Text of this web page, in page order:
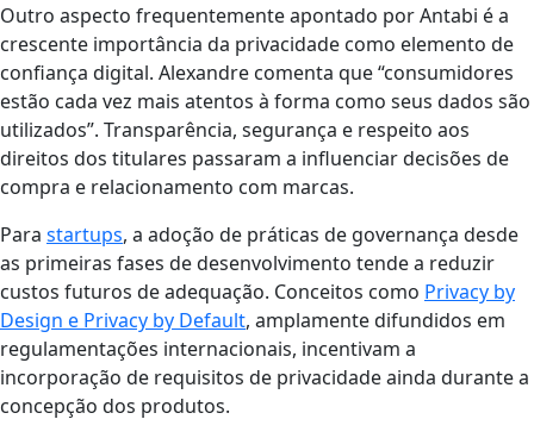
Outro aspecto frequentemente apontado por Antabi é a
crescente importância da privacidade como elemento de
confiança digital. Alexandre comenta que “consumidores
estão cada vez mais atentos à forma como seus dados são
utilizados”. Transparência, segurança e respeito aos
direitos dos titulares passaram a influenciar decisões de
compra e relacionamento com marcas.
Para startups, a adoção de práticas de governança desde
as primeiras fases de desenvolvimento tende a reduzir
custos futuros de adequação. Conceitos como Privacy by
Design e Privacy by Default, amplamente difundidos em
regulamentações internacionais, incentivam a
incorporação de requisitos de privacidade ainda durante a
concepção dos produtos.